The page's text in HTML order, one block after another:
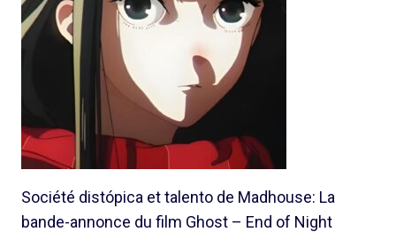
Société distópica et talento de Madhouse: La
bande-annonce du film Ghost – End of Night